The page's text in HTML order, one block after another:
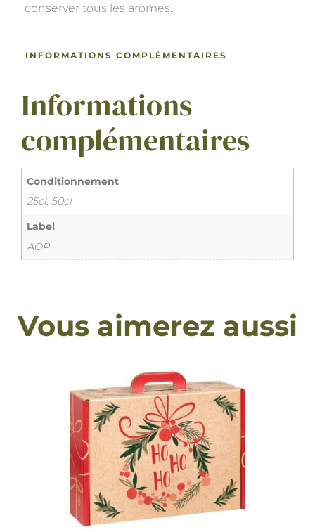
conserver tous les arômes.
INFORMATIONS COMPLÉMENTAIRES
Informations
complémentaires
Conditionnement
25cl, 50cl
Label
AOP
Vous aimerez aussi